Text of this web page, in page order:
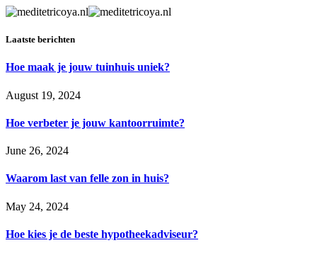
Laatste berichten
Hoe maak je jouw tuinhuis uniek?
August 19, 2024
Hoe verbeter je jouw kantoorruimte?
June 26, 2024
Waarom last van felle zon in huis?
May 24, 2024
Hoe kies je de beste hypotheekadviseur?